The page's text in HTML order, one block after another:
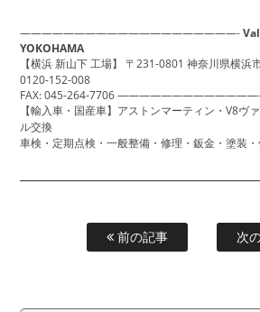
————————————————————-
YOKOHAMA
【横浜 新山下 工場】 〒231-0801 神奈川県横浜
0120-152-008
FAX: 045-264-7706
【輸入車・国産車】アストンマーティン・V8ヴ
ル交換
車検・定期点検・一般整備・修理・鈑金・塗装
前の記事 次